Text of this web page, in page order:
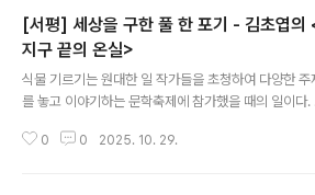
도 눈물의 실체를 알 수 없을 것이니 모든 것을 털어놓
지만, 이 책 두 권을 어떻게 소개할지는 눈물로부터 시
를 모자를 착각한 남자｣와 ｢더 브레인｣은 우리의 생
인..
[서평] 세상을 구한 풀 한 포기 - 김초엽의
지구 끝의 온실>
식물 기르기는 원대한 일 작가들을 초청하여 다양한 주
를 놓고 이야기하는 문학축제에 참가했을 때의 일이다.
보았다. 어떤 작가가 ‘베란다에서 식물 기르기’를 하는데,
0 0 2025. 10. 29.